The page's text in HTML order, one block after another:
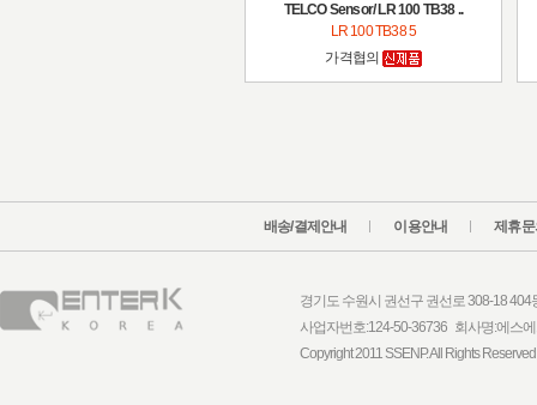
TELCO Sensor/ LR 100 TB38 ..
LR 100 TB38 5
가격협의
배송/결제안내 이용안내 제휴문
경기도 수원시 권선구 권선로 308-18
사업자번호:124-50-36736 회사명:에스
Copyright 2011 SSENP. All Rights Reserved